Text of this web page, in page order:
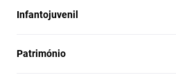
Infantojuvenil
Património